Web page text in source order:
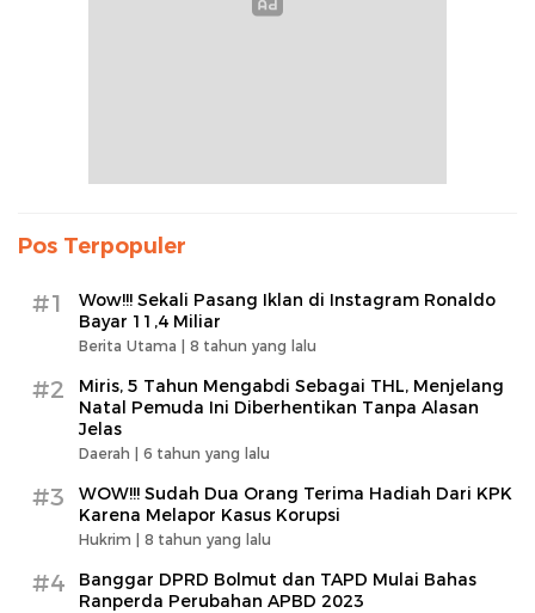
Pos Terpopuler
#1
Wow!!! Sekali Pasang Iklan di Instagram Ronaldo
Bayar 11,4 Miliar
Berita Utama | 8 tahun yang lalu
#2
Miris, 5 Tahun Mengabdi Sebagai THL, Menjelang
Natal Pemuda Ini Diberhentikan Tanpa Alasan
Jelas
Daerah | 6 tahun yang lalu
#3
WOW!!! Sudah Dua Orang Terima Hadiah Dari KPK
Karena Melapor Kasus Korupsi
Hukrim | 8 tahun yang lalu
#4
Banggar DPRD Bolmut dan TAPD Mulai Bahas
Ranperda Perubahan APBD 2023